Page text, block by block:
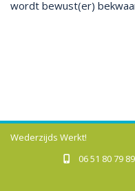
wordt bewust(er)
Wederzijds Werkt!
 06 51 80 79